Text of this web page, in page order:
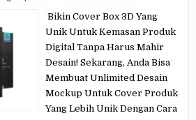
Bikin Cover Box 3D Yang
Unik Untuk Kemasan Produk
Digital Tanpa Harus Mahir
Desain! Sekarang, Anda Bisa
Membuat Unlimited Desain
Mockup Untuk Cover Produk
Yang Lebih Unik Dengan Cara